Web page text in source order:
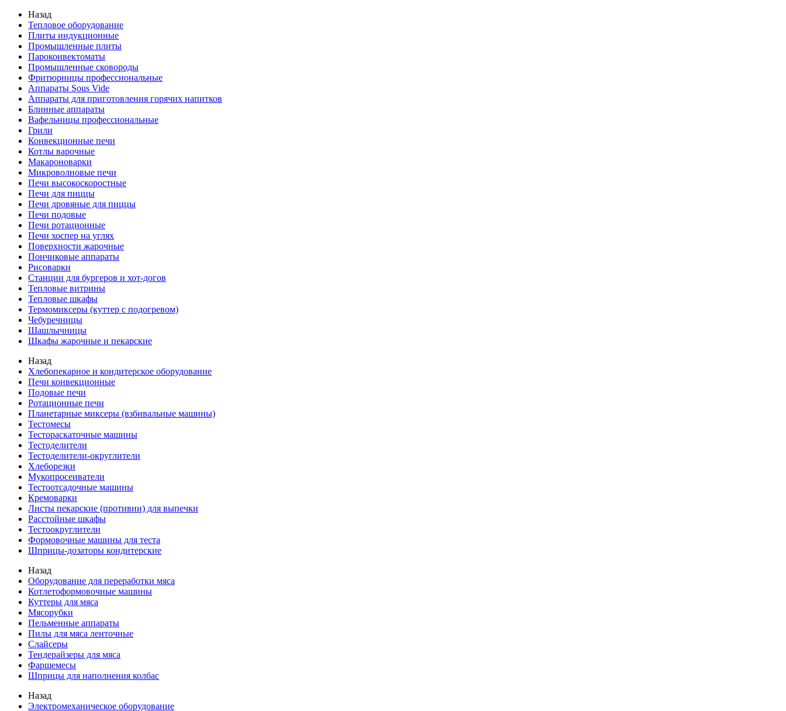
Назад
Тепловое оборудование
Плиты индукционные
Промышленные плиты
Пароконвектоматы
Промышленные сковороды
Фритюрницы профессиональные
Аппараты Sous Vide
Аппараты для приготовления горячих напитков
Блинные аппараты
Вафельницы профессиональные
Грили
Конвекционные печи
Котлы варочные
Макароноварки
Микроволновые печи
Печи высокоскоростные
Печи для пиццы
Печи дровяные для пиццы
Печи подовые
Печи ротационные
Печи хоспер на углях
Поверхности жарочные
Пончиковые аппараты
Рисоварки
Станции для бургеров и хот-догов
Тепловые витрины
Тепловые шкафы
Термомиксеры (куттер с подогревом)
Чебуречницы
Шашлычницы
Шкафы жарочные и пекарские
Назад
Хлебопекарное и кондитерское оборудование
Печи конвекционные
Подовые печи
Ротационные печи
Планетарные миксеры (взбивальные машины)
Тестомесы
Тестораскаточные машины
Тестоделители
Тестоделители-округлители
Хлеборезки
Мукопросеиватели
Тестоотсадочные машины
Кремоварки
Листы пекарские (противни) для выпечки
Расстойные шкафы
Тестоокруглители
Формовочные машины для теста
Шприцы-дозаторы кондитерские
Назад
Оборудование для переработки мяса
Котлетоформовочные машины
Куттеры для мяса
Мясорубки
Пельменные аппараты
Пилы для мяса ленточные
Слайсеры
Тендерайзеры для мяса
Фаршемесы
Шприцы для наполнения колбас
Назад
Электромеханическое оборудование